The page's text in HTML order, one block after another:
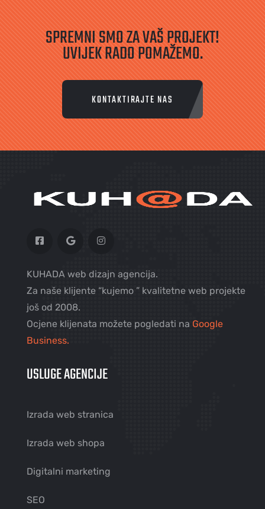
SPREMNI SMO ZA VAŠ PROJEKT!
UVIJEK RADO POMAŽEMO.
KONTAKTIRAJTE NAS
KUHADA web dizajn agencija.
Za naše klijente “kujemo ” kvalitetne web projekte
još od 2008.
Ocjene klijenata možete pogledati na Google
Business.
USLUGE AGENCIJE
Izrada web stranica
Izrada web shopa
Digitalni marketing
SEO